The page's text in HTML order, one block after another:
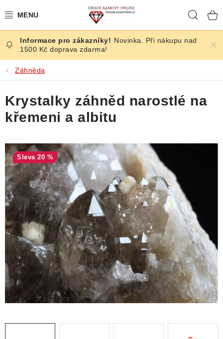
na
ČESKÉ KAMENY
ŠPERKY
KAMENY ZE SVĚTA
BROUŠENÉ
SLEVY
ÚČINKY
KRYSTALY
ČLÁNKY
NALEZIŠTĚ
NÁŠ PŘÍBĚH
VIDEOGALERIE
Novinka. Při nákupu nad
1500 Kč doprava zdarma!
Záhněda
Krystalky záhněd narostlé na
křemeni a albitu
20 %